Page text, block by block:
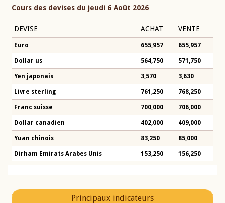
Cours des devises du jeudi 6 Août 2026
DEVISE ACHAT VENTE
Euro 655,957 655,957
Dollar us 564,750 571,750
Yen japonais 3,570 3,630
Livre sterling 761,250 768,250
Franc suisse 700,000 706,000
Dollar canadien 402,000 409,000
Yuan chinois 83,250 85,000
Dirham Emirats Arabes Unis 153,250 156,250
Principaux indicateurs